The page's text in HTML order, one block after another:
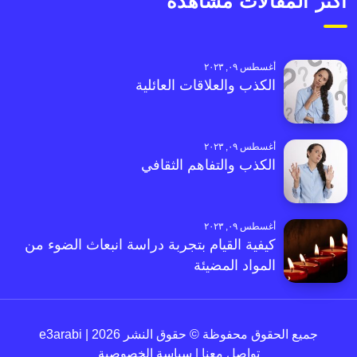
أغسطس ٠٩, ٢٠٢٣
الكذب والعلاقات العائلية
أغسطس ٠٩, ٢٠٢٣
الكذب والتفاهم الثقافي
أغسطس ٠٩, ٢٠٢٣
كيفية القيام بتجربة دراسة انبعاث الضوء من
المواد المضيئة
جميع الحقوق محفوظة © حقوق النشر 2026 | e3arabi
تواصل معنا
سياسة الخصوصية